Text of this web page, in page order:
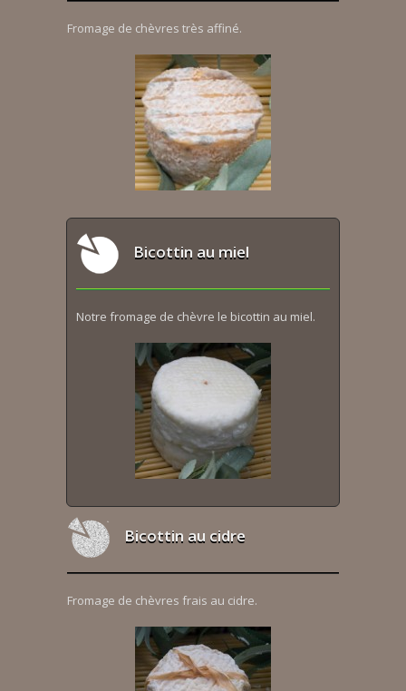
Fromage de chèvres très affiné.
Bicottin au miel
Notre fromage de chèvre le bicottin au miel.
Bicottin au cidre
Fromage de chèvres frais au cidre.